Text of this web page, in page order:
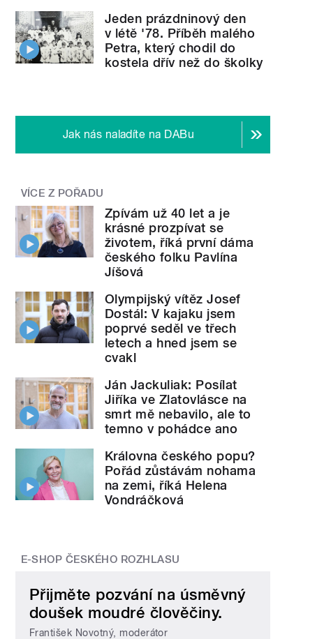
Jeden prázdninový den
v létě '78. Příběh malého
Petra, který chodil do
kostela dřív než do školky
Jak nás naladíte na DABu
VÍCE Z POŘADU
Zpívám už 40 let a je
krásné prozpívat se
životem, říká první dáma
českého folku Pavlína
Jíšová
Olympijský vítěz Josef
Dostál: V kajaku jsem
poprvé seděl ve třech
letech a hned jsem se
cvakl
Ján Jackuliak: Posílat
Jiříka ve Zlatovlásce na
smrt mě nebavilo, ale to
temno v pohádce ano
Královna českého popu?
Pořád zůstávám nohama
na zemi, říká Helena
Vondráčková
E-SHOP ČESKÉHO ROZHLASU
Přijměte pozvání na úsměvný
doušek moudré člověčiny.
František Novotný, moderátor